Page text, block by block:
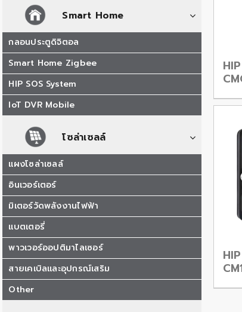
Smart Home
กลอนประตูดิจิตอล
Smart Home Zigbee
HIP SOS System
IoT DVR Mobile
โซล่าเซลล์
แผงโซล่าเซลล์
อินเวอร์เตอร์
มิเตอร์วัดพลังงานไฟฟ้า
แบตเตอรี่
พาวเวอร์ออปติมาไลเซอร์
สายเคเบิลและอุปกรณ์เสริม
Other